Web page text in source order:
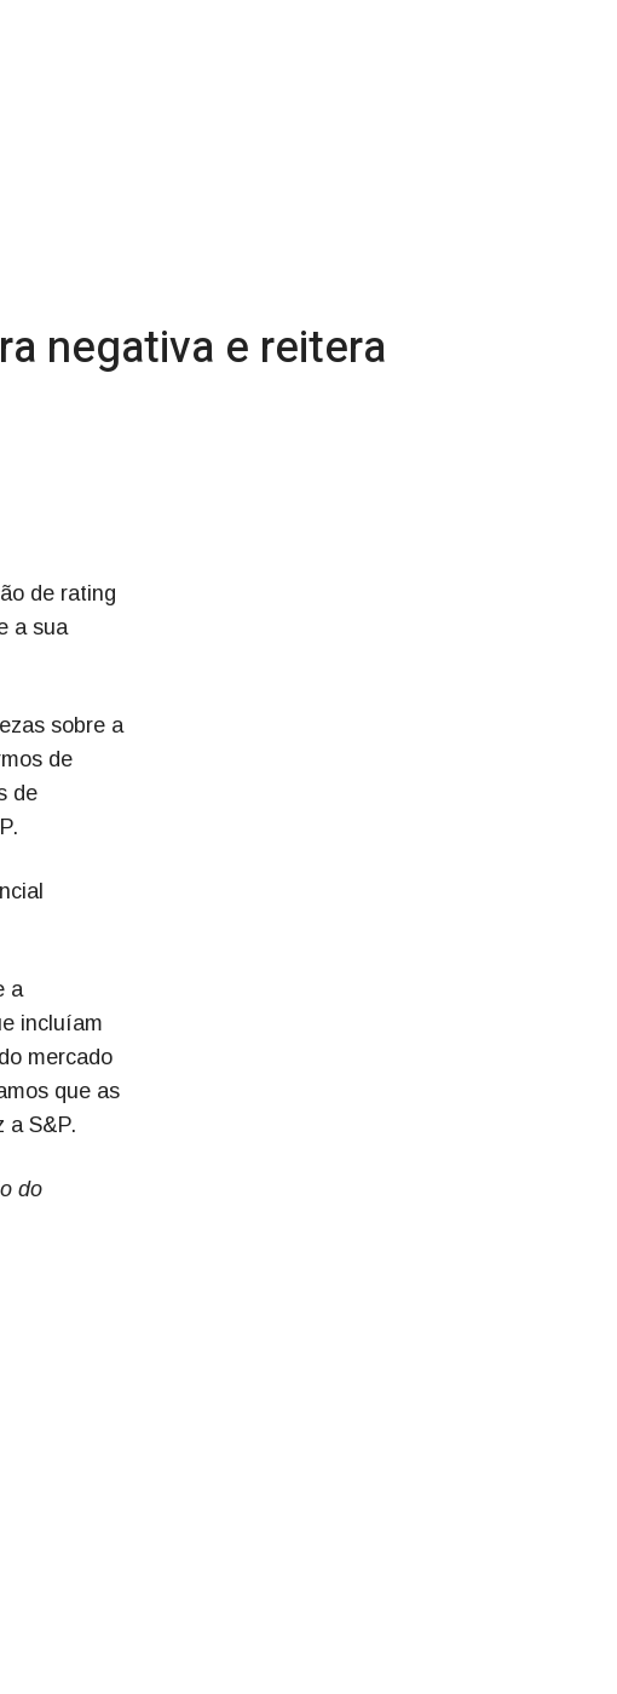
negativa e reitera
de rating
a sua
sobre a
de
de
a
incluíam
mercado
que as
a S&P.
do